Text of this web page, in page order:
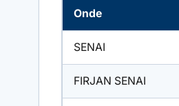
Onde
SENAI
FIRJAN SENAI